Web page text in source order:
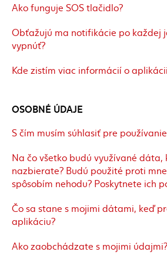
Ako funguje SOS tlačidlo?
Obťažujú ma notifikácie po každej
vypnúť?
Kde zistím viac informácií o
OSOBNÉ ÚDAJE
S čím musím súhlasiť pre
Na čo všetko budú využívané dáta,
nazbierate? Budú použité proti
spôsobím nehodu? Poskytnete ich
Čo sa stane s mojimi dátami, keď
aplikáciu?
Ako zaobchádzate s mojimi údajmi?